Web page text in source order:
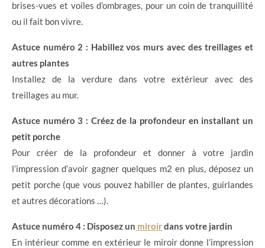
brises-vues et voiles d’ombrages, pour un coin de tranquillité
ou il fait bon vivre.
Astuce numéro 2 : Habillez vos murs avec des treillages et
autres plantes
Installez de la verdure dans votre extérieur avec des
treillages au mur.
Astuce numéro 3 : Créez de la profondeur en installant un
petit porche
Pour créer de la profondeur et donner à votre jardin
l’impression d’avoir gagner quelques m2 en plus, déposez un
petit porche (que vous pouvez habiller de plantes, guirlandes
et autres décorations …).
Astuce numéro 4 : Disposez un miroirdans votre jardin
En intérieur comme en extérieur le miroir donne l’impression